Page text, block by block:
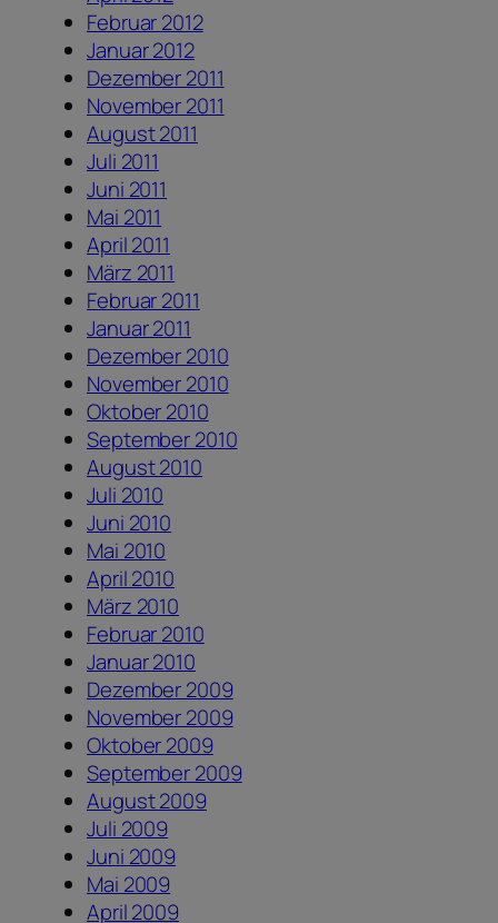
Februar 2012
Januar 2012
Dezember 2011
November 2011
August 2011
Juli 2011
Juni 2011
Mai 2011
April 2011
März 2011
Februar 2011
Januar 2011
Dezember 2010
November 2010
Oktober 2010
September 2010
August 2010
Juli 2010
Juni 2010
Mai 2010
April 2010
März 2010
Februar 2010
Januar 2010
Dezember 2009
November 2009
Oktober 2009
September 2009
August 2009
Juli 2009
Juni 2009
Mai 2009
April 2009